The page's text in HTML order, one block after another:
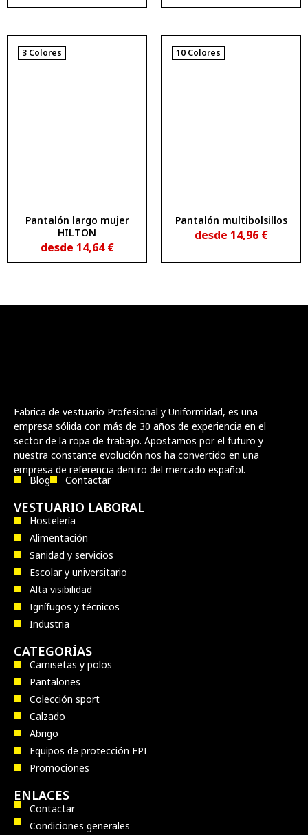
3 Colores
Pantalón largo mujer
HILTON
desde 14,64€
10 Colores
Pantalón multibolsillos
desde 14,96 €
Fabrica de vestuario Profesional y Uniformidad, es una
empresa sólida con más de 30 años de experiencia en el
sector de la ropa de trabajo. Apostamos por el futuro y
nuestra constante evolución nos ha convertido en una
empresa de referencia dentro del mercado español.
Blog Contactar
VESTUARIO LABORAL
Hostelería
Alimentación
Sanidad y servicios
Escolar y universitario
Alta visibilidad
Ignífugos y técnicos
Industria
CATEGORÍAS
Camisetas y polos
Pantalones
Colección sport
Calzado
Abrigo
Equipos de protección EPI
Promociones
ENLACES
Contactar
Condiciones generales